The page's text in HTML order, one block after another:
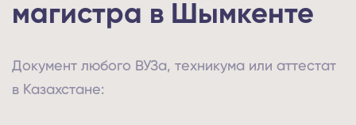
магистра в Шымкенте
Документ любого ВУЗа, техникума или аттестат
в Казахстане: